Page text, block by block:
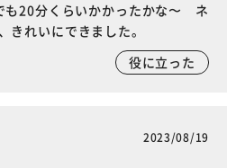
も20分くらいかかったかな〜 ネ
きれいにできました。
役に立った
2023/08/19